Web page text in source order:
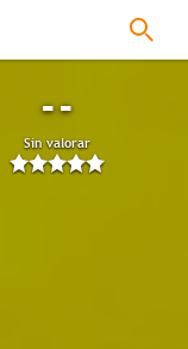
--
Sin valorar